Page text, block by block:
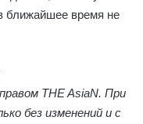
ближайшее время не
THE AsiaN. При
без изменений и с